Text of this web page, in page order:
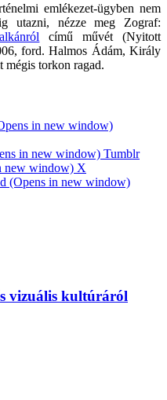
emlékezet-ügyben nem
utazni, nézze meg Zograf:
című művét (Nyitott
ford. Halmos Ádám, Király
mégis torkon ragad.
in new window)
in new window) Tumblr
new window) X
(Opens in new window)
vizuális kultúráról